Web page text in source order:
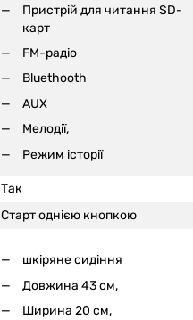
Пристрій для читання SD-
карт
FM-радіо
Bluethooth
AUX
Мелодії,
Режим історії
Так
Старт однією кнопкою
шкіряне сидіння
Довжина 43 см,
Ширина 20 см,